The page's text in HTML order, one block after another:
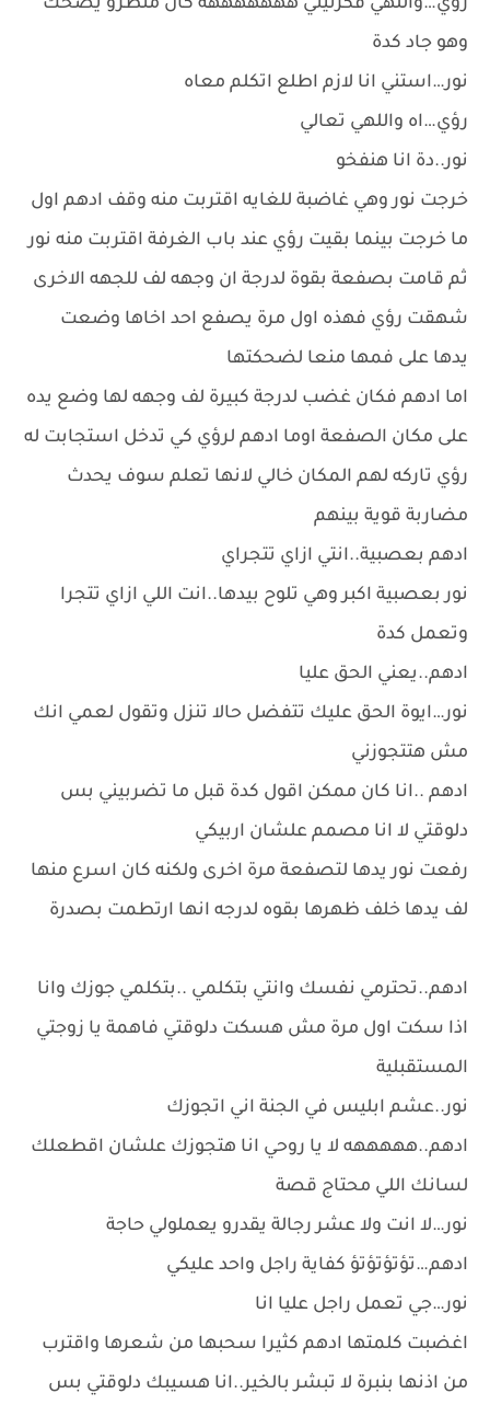
رؤي…واللهي فكرتيني هههههههه كان منظرو يضحك
وهو جاد كدة
نور…استني انا لازم اطلع اتكلم معاه
رؤي…اه واللهي تعالي
نور..دة انا هنفخو
خرجت نور وهي غاضبة للغايه اقتربت منه وقف ادهم اول
ما خرجت بينما بقيت رؤي عند باب الغرفة اقتربت منه نور
ثم قامت بصفعة بقوة لدرجة ان وجهه لف للجهه الاخرى
شهقت رؤي فهذه اول مرة يصفع احد اخاها وضعت
يدها على فمها منعا لضحكتها
اما ادهم فكان غضب لدرجة كبيرة لف وجهه لها وضع يده
على مكان الصفعة اوما ادهم لرؤي كي تدخل استجابت له
رؤي تاركه لهم المكان خالي لانها تعلم سوف يحدث
مضاربة قوية بينهم
ادهم بعصبية..انتي ازاي تتجراي
نور بعصبية اكبر وهي تلوح بيدها..انت اللي ازاي تتجرا
وتعمل كدة
ادهم..يعني الحق عليا
نور…ايوة الحق عليك تتفضل حالا تنزل وتقول لعمي انك
مش هتتجوزني
ادهم ..انا كان ممكن اقول كدة قبل ما تضربيني بس
دلوقتي لا انا مصمم علشان اربيكي
رفعت نور يدها لتصفعة مرة اخرى ولكنه كان اسرع منها
لف يدها خلف ظهرها بقوه لدرجه انها ارتطمت بصدرة
ادهم..تحترمي نفسك وانتي بتكلمي ..بتكلمي جوزك وانا
اذا سكت اول مرة مش هسكت دلوقتي فاهمة يا زوجتي
المستقبلية
نور..عشم ابليس في الجنة اني اتجوزك
ادهم..هههههه لا يا روحي انا هتجوزك علشان اقطعلك
لسانك اللي محتاج قصة
نور…لا انت ولا عشر رجالة يقدرو يعملولي حاجة
ادهم…تؤتؤتؤتؤ كفاية راجل واحد عليكي
نور…جي تعمل راجل عليا انا
اغضبت كلمتها ادهم كثيرا سحبها من شعرها واقترب
من اذنها بنبرة لا تبشر بالخير..انا هسيبك دلوقتي بس